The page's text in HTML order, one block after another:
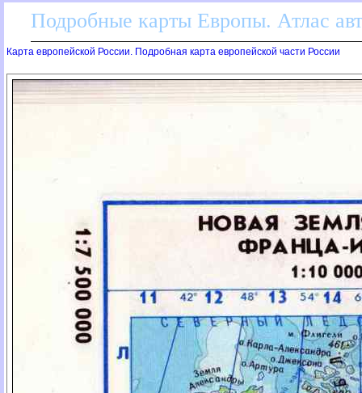
Подробные карты Европы. Атлас
Карта европейской России. Подробная карта европейской части России